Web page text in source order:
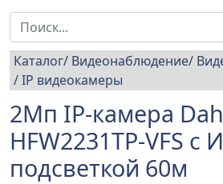
Каталог Видеонаблюдение
IP видеокамеры
2Mп IP-камера
HFW2231TP-VFS с
подсветкой 60м